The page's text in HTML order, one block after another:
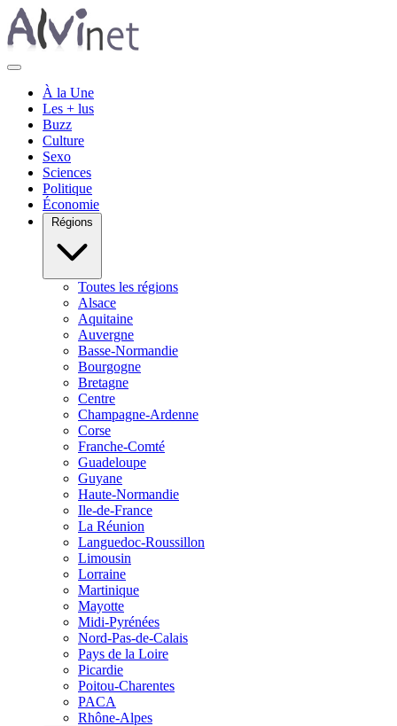
À la Une
Les + lus
Buzz
Culture
Sexo
Sciences
Politique
Économie
Régions
Toutes les régions
Alsace
Aquitaine
Auvergne
Basse-Normandie
Bourgogne
Bretagne
Centre
Champagne-Ardenne
Corse
Franche-Comté
Guadeloupe
Guyane
Haute-Normandie
Ile-de-France
La Réunion
Languedoc-Roussillon
Limousin
Lorraine
Martinique
Mayotte
Midi-Pyrénées
Nord-Pas-de-Calais
Pays de la Loire
Picardie
Poitou-Charentes
PACA
Rhône-Alpes